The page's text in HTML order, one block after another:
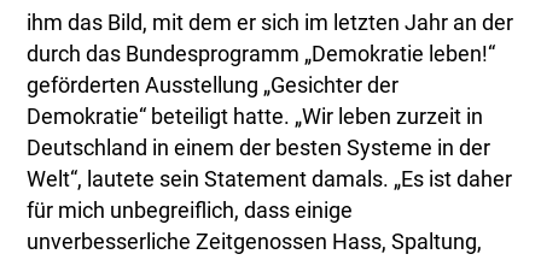
ihm das Bild, mit dem er sich im letzten Jahr an der
durch das Bundesprogramm „Demokratie leben!“
geförderten Ausstellung „Gesichter der
Demokratie“ beteiligt hatte. „Wir leben zurzeit in
Deutschland in einem der besten Systeme in der
Welt“, lautete sein Statement damals. „Es ist daher
für mich unbegreiflich, dass einige
unverbesserliche Zeitgenossen Hass, Spaltung,